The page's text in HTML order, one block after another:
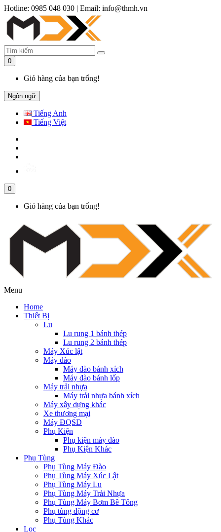
Hotline: 0985 048 030 | Email: info@thmh.vn
0
Giỏ hàng của bạn trống!
Ngôn ngữ
Tiếng Anh
Tiếng Việt
0
Giỏ hàng của bạn trống!
Menu
Home
Thiết Bị
Lu
Lu rung 1 bánh thép
Lu rung 2 bánh thép
Máy Xúc lật
Máy đào
Máy đào bánh xích
Máy đào bánh lốp
Máy trải nhựa
Máy trải nhựa bánh xích
Máy xây dựng khác
Xe thương mại
Máy ĐQSD
Phụ Kiện
Phụ kiện máy đào
Phụ Kiện Khác
Phụ Tùng
Phụ Tùng Máy Đào
Phụ Tùng Máy Xúc Lật
Phụ Tùng Máy Lu
Phụ Tùng Máy Trải Nhựa
Phụ Tùng Máy Bơm Bê Tông
Phụ tùng động cơ
Phụ Tùng Khác
Lọc